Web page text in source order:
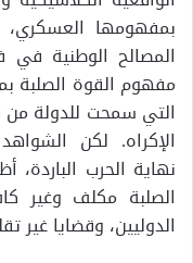
بمفهومها العسكري،
المصالح الوطنية في
مفهوم القوة الصلبة
التي سمحت للدولة من
الإكراه. لكن
نهاية الحرب الباردة،
الصلبة مكلف وغير
الدوليين، وقضايا غير